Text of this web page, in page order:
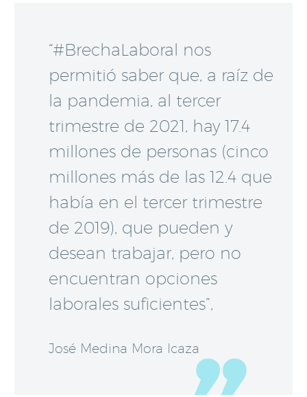
“#BrechaLaboral nos
permitió saber que, a raíz de
la pandemia, al tercer
trimestre de 2021, hay 17.4
millones de personas (cinco
millones más de las 12.4 que
había en el tercer trimestre
de 2019), que pueden y
desean trabajar, pero no
encuentran opciones
laborales suficientes”,
José Medina Mora Icaza